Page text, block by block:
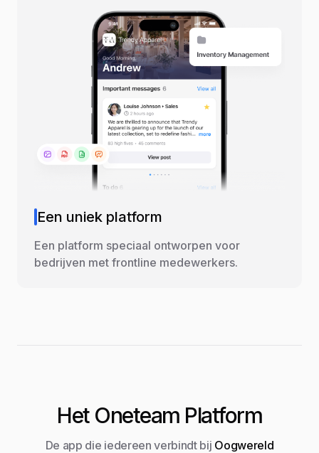
Een uniek platform
Een platform speciaal ontworpen voor
bedrijven met frontline medewerkers.
Het Oneteam Platform
De app die iedereen verbindt bij Oogwereld